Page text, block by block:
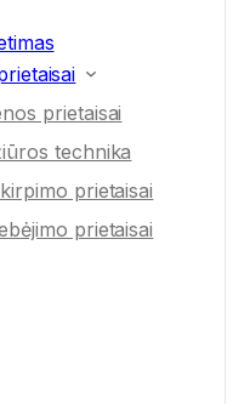
prietaisai
technika
prietaisai
prietaisai